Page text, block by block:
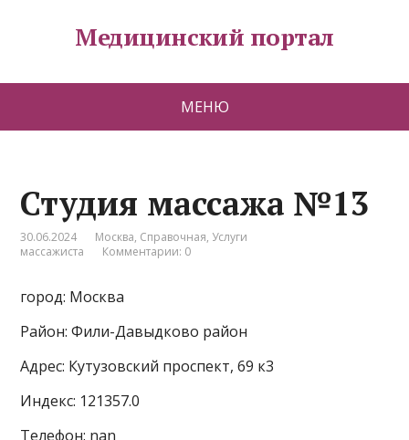
Медицинский портал
МЕНЮ
Студия массажа №13
30.06.2024 Москва, Справочная, Услуги
массажиста
Комментарии: 0
город: Москва
Район: Фили-Давыдково район
Адрес: Кутузовский проспект, 69 к3
Индекс: 121357.0
Телефон: nan